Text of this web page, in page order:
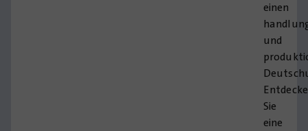
einen
und
Sie
eine